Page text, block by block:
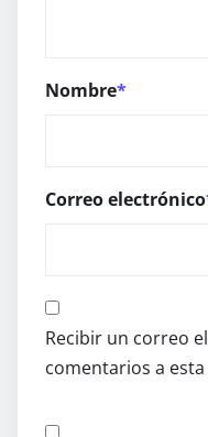
Nombre*
Correo electrónico
Recibir un correo
comentarios a